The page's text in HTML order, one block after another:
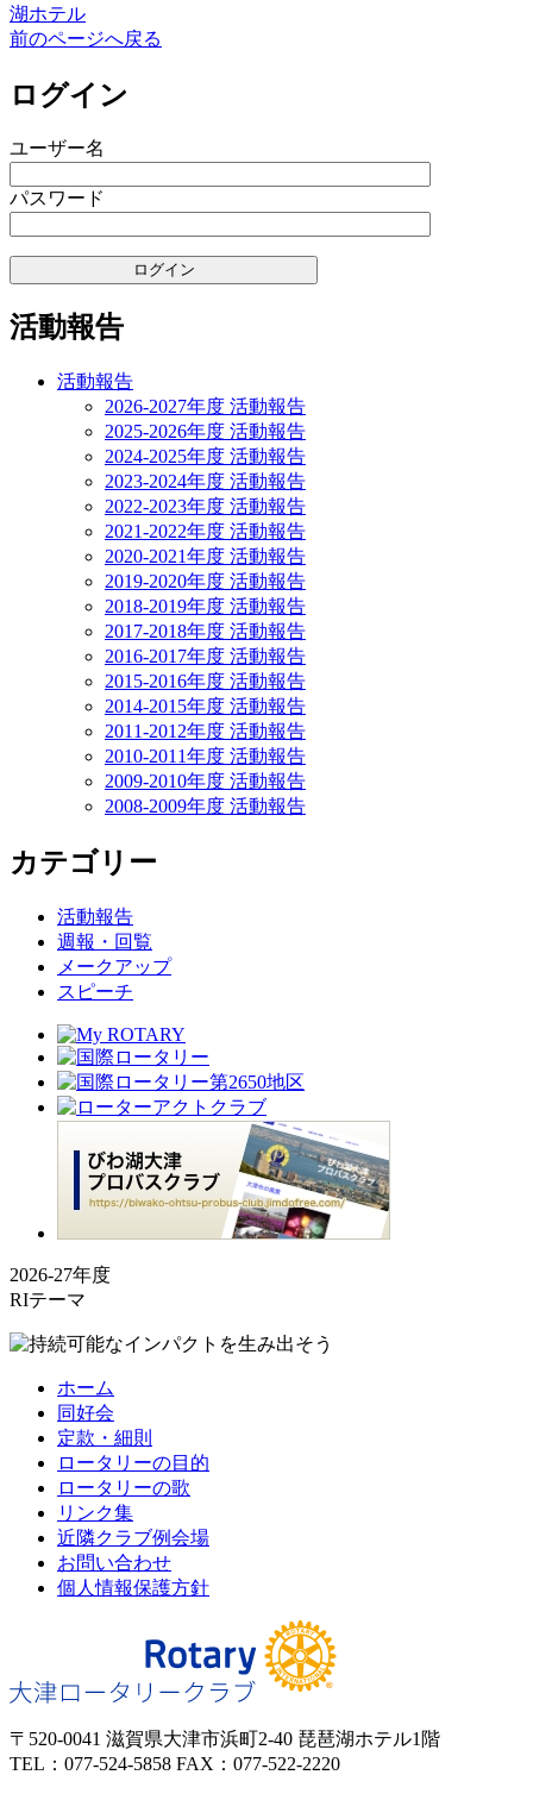
湖ホテル
前のページへ戻る
ログイン
ユーザー名
パスワード
活動報告
活動報告
2026-2027年度 活動報告
2025-2026年度 活動報告
2024-2025年度 活動報告
2023-2024年度 活動報告
2022-2023年度 活動報告
2021-2022年度 活動報告
2020-2021年度 活動報告
2019-2020年度 活動報告
2018-2019年度 活動報告
2017-2018年度 活動報告
2016-2017年度 活動報告
2015-2016年度 活動報告
2014-2015年度 活動報告
2011-2012年度 活動報告
2010-2011年度 活動報告
2009-2010年度 活動報告
2008-2009年度 活動報告
カテゴリー
活動報告
週報・回覧
メークアップ
スピーチ
2026-27年度
RIテーマ
ホーム
同好会
定款・細則
ロータリーの目的
ロータリーの歌
リンク集
近隣クラブ例会場
お問い合わせ
個人情報保護方針
〒520-0041 滋賀県大津市浜町2-40 琵琶湖ホテル1階
TEL：077-524-5858 FAX：077-522-2220